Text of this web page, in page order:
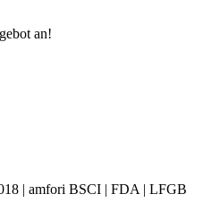
an!
| amfori BSCI | FDA | LFGB